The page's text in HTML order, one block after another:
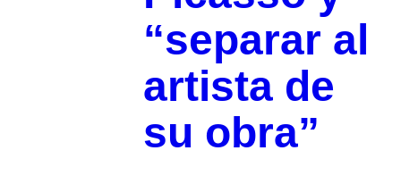
“separar al
artista de
su obra”